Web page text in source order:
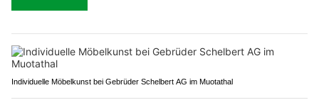
Individuelle Möbelkunst bei Gebrüder Schelbert AG im Muotathal